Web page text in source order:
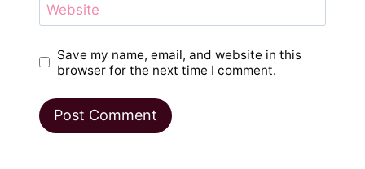
Website
Save my name, email, and website in this
browser for the next time I comment.